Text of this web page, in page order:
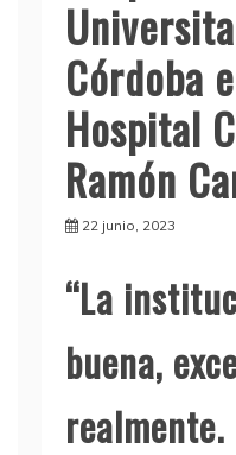
Córdoba
Hospital
Ramón
22 junio, 2023
“La
buena,
realmente.